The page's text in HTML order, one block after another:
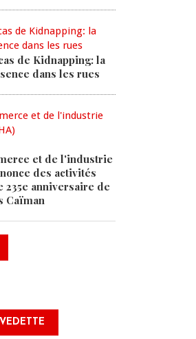
de Kidnapping: la
dans les rues
et de l'industrie
des activités
anniversaire de
Caïman